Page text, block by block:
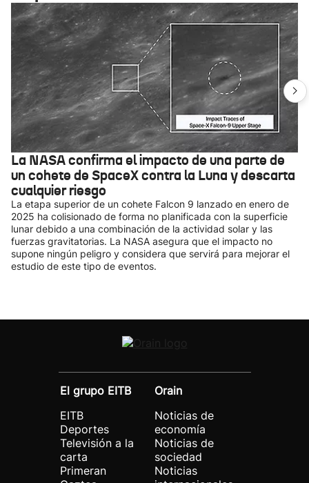
La NASA confirma el impacto de una parte de
un cohete de SpaceX contra la Luna y descarta
cualquier riesgo
La etapa superior de un cohete Falcon 9 lanzado en enero de
2025 ha colisionado de forma no planificada con la superficie
lunar debido a una combinación de la actividad solar y las
fuerzas gravitatorias. La NASA asegura que el impacto no
supone ningún peligro y considera que servirá para mejorar el
estudio de este tipo de eventos.
El grupo EITB
EITB
Deportes
Televisión a la
carta
Primeran
Orain
Noticias de
economía
Noticias de
sociedad
Noticias